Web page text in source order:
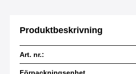
Produktbeskrivning
Art. nr.: